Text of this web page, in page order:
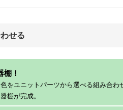
せる
！
をユニットパーツから選べる組み合わ
棚が完成。